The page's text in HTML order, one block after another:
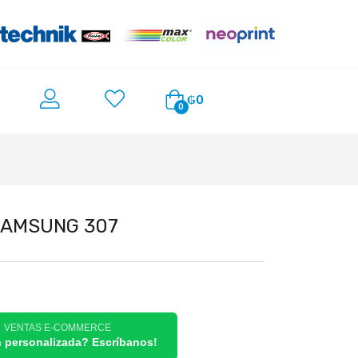
0 ₲0
307
E-COMMERCE
personalizada? Escríbanos!